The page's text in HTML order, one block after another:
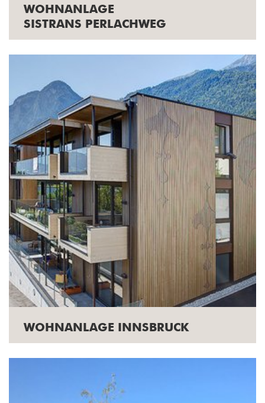
WOHNANLAGE
SISTRANS PERLACHWEG
WOHNANLAGE INNSBRUCK